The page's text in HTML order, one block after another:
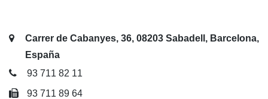
Carrer de Cabanyes, 36, 08203 Sabadell, Barcelona,
España
93 711 82 11
93 711 89 64